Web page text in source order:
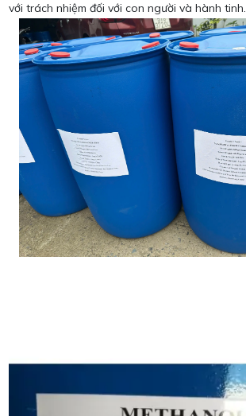
với trách nhiệm đối với con người và hành tinh.